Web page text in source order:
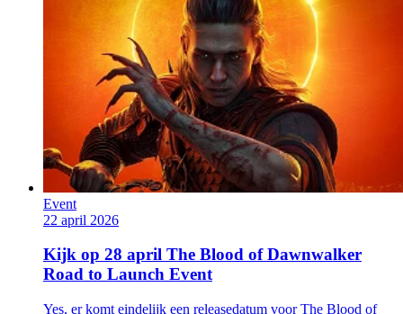
Event
22 april 2026
Kijk op 28 april The Blood of Dawnwalker
Road to Launch Event
Yes, er komt eindelijk een releasedatum voor The Blood of